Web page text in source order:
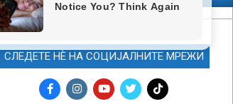
СЛЕДЕТЕ НЀ НА СОЦИЈАЛНИТЕ МРЕЖИ